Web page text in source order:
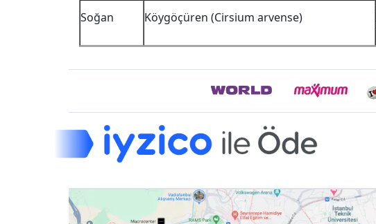
Soğan Köygöçüren (Cirsium arvense)